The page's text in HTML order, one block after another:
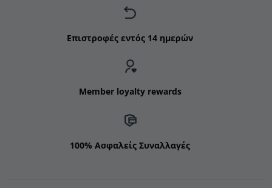
Επιστροφές εντός 14 ημερών
Member loyalty rewards
100% Ασφαλείς Συναλλαγές